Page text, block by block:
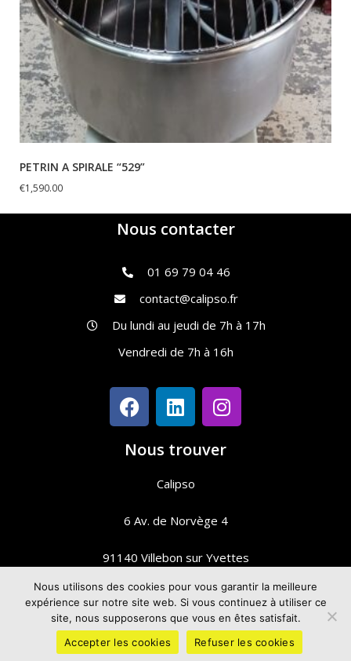
PETRIN A SPIRALE “529”
€1,590.00
Nous contacter
01 69 79 04 46
contact@calipso.fr
Du lundi au jeudi de 7h à 17h
Vendredi de 7h à 16h
Nous trouver
Calipso
6 Av. de Norvège 4
91140 Villebon sur Yvettes
Mentions légales
Crédits
Nous utilisons des cookies pour vous garantir la meilleure
expérience sur notre site web. Si vous continuez à utiliser ce
site, nous supposerons que vous en êtes satisfait.
Accepter les cookies
Refuser les cookies